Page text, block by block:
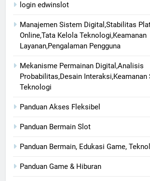
login edwinslot
Manajemen Sistem Digital,Stabilitas
Online,Tata Kelola Teknologi,Keamanan
Layanan,Pengalaman Pengguna
Mekanisme Permainan Digital,Analisis
Probabilitas,Desain
Teknologi
Panduan Akses Fleksibel
Panduan Bermain Slot
Panduan Bermain, Edukasi Game,
Panduan Game & Hiburan